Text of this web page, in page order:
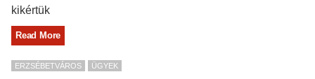
kikértük
Read More
ERZSÉBETVÁROS ÜGYEK